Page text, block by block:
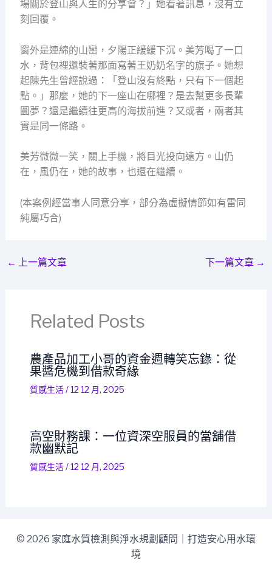
場關於登山與人生的分享會？」她看著訊息，沒有立
刻回覆。
窗外是連綿的山巒，夕陽正緩緩下沉。美芳喝了一口
水，背包裡還裝著那面寫著王奶奶名字的旗子。她想
起陳先生曾經說過：「登山沒有終點，只有下一個起
點。」那麼，她的下一座山在哪裡？是去幫更多長輩
圓夢？還是繼續往更高的海拔前進？又或者，兩者其
實是同一條路。
美芳微微一笑，關上手機，將目光投向遠方。山仍
在，風仍在，她的故事，也還在繼續。
(本案例經當事人同意分享，部分為虛擬情節如有雷同
純屬巧合)
← 上一篇文章 下一篇文章 →
Related Posts
農產品加工小哥的資金週轉笑忘錄：從
果醬危機到借款奇緣
質感生活/12 12 月, 2025
高空財務課：一位資深空服員的當舖借
款幽默記
質感生活/12 12 月, 2025
© 2026 家庭水質檢測與淨水規劃顧問｜打造安心用水環
境